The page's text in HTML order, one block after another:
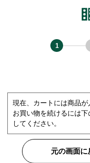
現在、カートには商品が
お買い物を続けるには
してください。
元の画面に